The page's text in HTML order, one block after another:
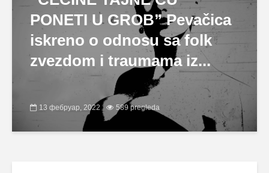
PONETI U GROB” Pevačica
iskreno o odnosu sa folk
zvezdom i traumama iz...
13 фебруар, 2022 589 pregleda